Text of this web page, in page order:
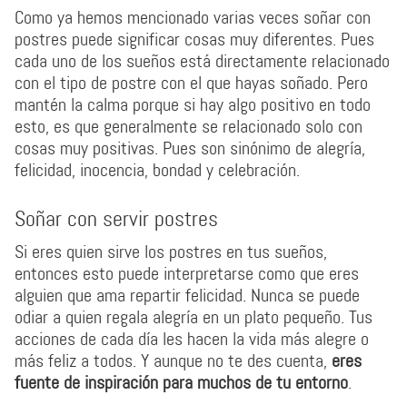
Como ya hemos mencionado varias veces soñar con
postres puede significar cosas muy diferentes. Pues
cada uno de los sueños está directamente relacionado
con el tipo de postre con el que hayas soñado. Pero
mantén la calma porque si hay algo positivo en todo
esto, es que generalmente se relacionado solo con
cosas muy positivas. Pues son sinónimo de alegría,
felicidad, inocencia, bondad y celebración.
Soñar con servir postres
Si eres quien sirve los postres en tus sueños,
entonces esto puede interpretarse como que eres
alguien que ama repartir felicidad. Nunca se puede
odiar a quien regala alegría en un plato pequeño. Tus
acciones de cada día les hacen la vida más alegre o
más feliz a todos. Y aunque no te des cuenta, eres
fuente de inspiración para muchos de tu entorno.